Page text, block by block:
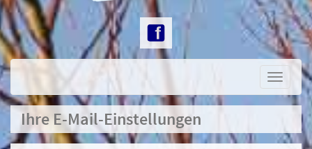
Toggle
Ihre E-Mail-Einstellungen